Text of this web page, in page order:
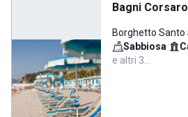
Bagni Corsaro
Borghetto Santo
Sabbiosa·
e altri 3…